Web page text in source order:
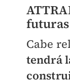
futuras
Cabe
tendrá